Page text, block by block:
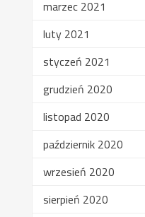
marzec 2021
luty 2021
styczeń 2021
grudzień 2020
listopad 2020
październik 2020
wrzesień 2020
sierpień 2020